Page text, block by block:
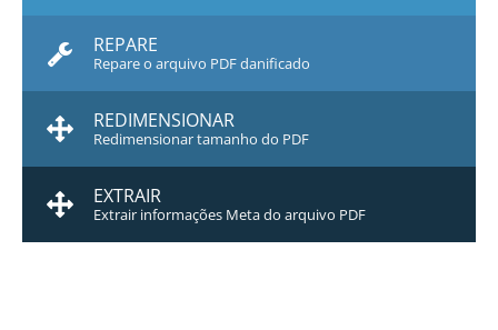
REPARE
Repare o arquivo PDF danificado
REDIMENSIONAR
Redimensionar tamanho do PDF
EXTRAIR
Extrair informações Meta do arquivo PDF